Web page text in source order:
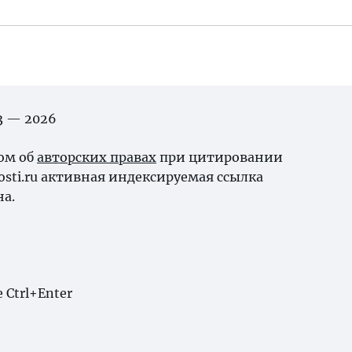
— 2026
об авторских правах при цитировании
активная индексируемая ссылка
Ctrl+Enter